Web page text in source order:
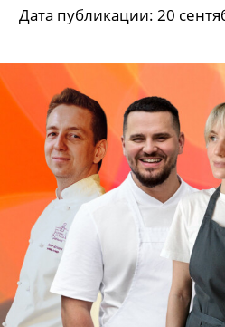
Дата публикации: 20